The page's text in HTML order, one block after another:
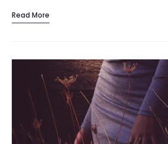
Read More